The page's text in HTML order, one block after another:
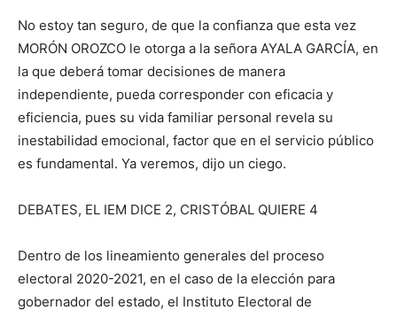
No estoy tan seguro, de que la confianza que esta vez
MORÓN OROZCO le otorga a la señora AYALA GARCÍA, en
la que deberá tomar decisiones de manera
independiente, pueda corresponder con eficacia y
eficiencia, pues su vida familiar personal revela su
inestabilidad emocional, factor que en el servicio público
es fundamental. Ya veremos, dijo un ciego.
DEBATES, EL IEM DICE 2, CRISTÓBAL QUIERE 4
Dentro de los lineamiento generales del proceso
electoral 2020-2021, en el caso de la elección para
gobernador del estado, el Instituto Electoral de